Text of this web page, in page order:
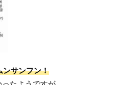
ンサンフン！